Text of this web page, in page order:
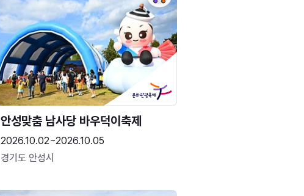
안성맞춤 남사당 바우덕이축제
2026.10.02~2026.10.05
경기도 안성시